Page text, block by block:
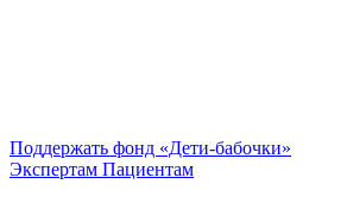
Поддержать фонд «Дети-бабочки»
Экспертам Пациентам